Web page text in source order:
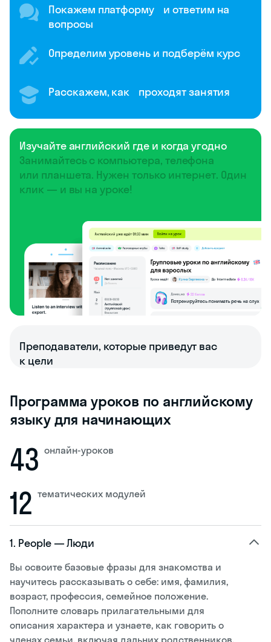
Покажем платформу и ответим на
вопросы
Определим уровень и подберём курс
Расскажем, как проходят занятия
Изучайте английский где и когда угодно
Занимайтесь с компьютера, телефона
или планшета. Нужен только интернет. Один
клик — и вы на уроке!
Преподаватели, которые приведут вас
к цели
Программа уроков по английскому
языку для начинающих
43 онлайн-уроков
12 тематических модулей
1. People — Люди
Вы освоите базовые фразы для знакомства и
научитесь рассказывать о себе: имя, фамилия,
возраст, профессия, семейное положение.
Пополните словарь прилагательными для
описания характера и узнаете, как говорить о